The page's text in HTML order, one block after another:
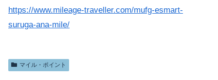
https://www.mileage-traveller.com/mufg-esmart-
suruga-ana-mile/
マイル・ポイント